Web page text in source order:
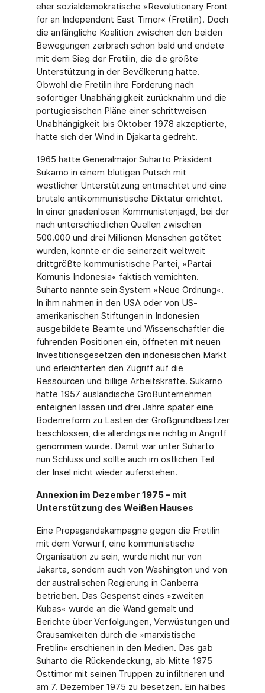
eher sozialdemokratische »Revolutionary Front
for an Independent East Timor« (Fretilin). Doch
die anfängliche Koalition zwischen den beiden
Bewegungen zerbrach schon bald und endete
mit dem Sieg der Fretilin, die die größte
Unterstützung in der Bevölkerung hatte.
Obwohl die Fretilin ihre Forderung nach
sofortiger Unabhängigkeit zurücknahm und die
portugiesischen Pläne einer schrittweisen
Unabhängigkeit bis Oktober 1978 akzeptierte,
hatte sich der Wind in Djakarta gedreht.
1965 hatte Generalmajor Suharto Präsident
Sukarno in einem blutigen Putsch mit
westlicher Unterstützung entmachtet und eine
brutale antikommunistische Diktatur errichtet.
In einer gnadenlosen Kommunistenjagd, bei der
nach unterschiedlichen Quellen zwischen
500.000 und drei Millionen Menschen getötet
wurden, konnte er die seinerzeit weltweit
drittgrößte kommunistische Partei, »Partai
Komunis Indonesia« faktisch vernichten.
Suharto nannte sein System »Neue Ordnung«.
In ihm nahmen in den USA oder von US-
amerikanischen Stiftungen in Indonesien
ausgebildete Beamte und Wissenschaftler die
führenden Positionen ein, öffneten mit neuen
Investitionsgesetzen den indonesischen Markt
und erleichterten den Zugriff auf die
Ressourcen und billige Arbeitskräfte. Sukarno
hatte 1957 ausländische Großunternehmen
enteignen lassen und drei Jahre später eine
Bodenreform zu Lasten der Großgrundbesitzer
beschlossen, die allerdings nie richtig in Angriff
genommen wurde. Damit war unter Suharto
nun Schluss und sollte auch im östlichen Teil
der Insel nicht wieder auferstehen.
Annexion im Dezember 1975 – mit
Unterstützung des Weißen Hauses
Eine Propagandakampagne gegen die Fretilin
mit dem Vorwurf, eine kommunistische
Organisation zu sein, wurde nicht nur von
Jakarta, sondern auch von Washington und von
der australischen Regierung in Canberra
betrieben. Das Gespenst eines »zweiten
Kubas« wurde an die Wand gemalt und
Berichte über Verfolgungen, Verwüstungen und
Grausamkeiten durch die »marxistische
Fretilin« erschienen in den Medien. Das gab
Suharto die Rückendeckung, ab Mitte 1975
Osttimor mit seinen Truppen zu infiltrieren und
am 7. Dezember 1975 zu besetzen. Ein halbes